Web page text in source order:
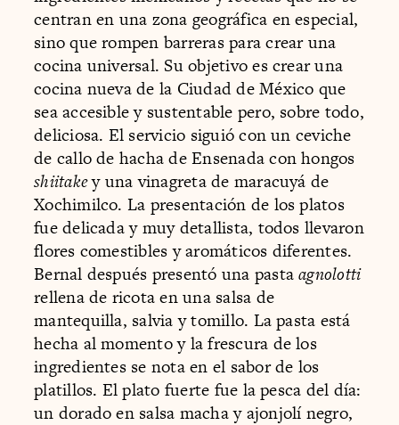
centran en una zona geográfica en especial,
sino que rompen barreras para crear una
cocina universal. Su objetivo es crear una
cocina nueva de la Ciudad de México que
sea accesible y sustentable pero, sobre todo,
deliciosa. El servicio siguió con un ceviche
de callo de hacha de Ensenada con hongos
shiitakey una vinagreta de maracuyá de
Xochimilco. La presentación de los platos
fue delicada y muy detallista, todos llevaron
flores comestibles y aromáticos diferentes.
Bernal después presentó una pastaagnolotti
rellena de ricota en una salsa de
mantequilla, salvia y tomillo. La pasta está
hecha al momento y la frescura de los
ingredientes se nota en el sabor de los
platillos. El plato fuerte fue la pesca del día:
un dorado en salsa macha y ajonjolí negro,